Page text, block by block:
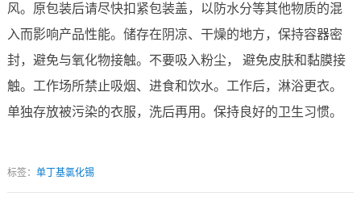
风。原包装后请尽快扣紧包装盖，以防水分等其他物质的混
入而影响产品性能。储存在阴凉、干燥的地方，保持容器密
封，避免与氧化物接触。不要吸入粉尘， 避免皮肤和黏膜接
触。工作场所禁止吸烟、进食和饮水。工作后，淋浴更衣。
单独存放被污染的衣服，洗后再用。保持良好的卫生习惯。
标签： 单丁基氯化锡